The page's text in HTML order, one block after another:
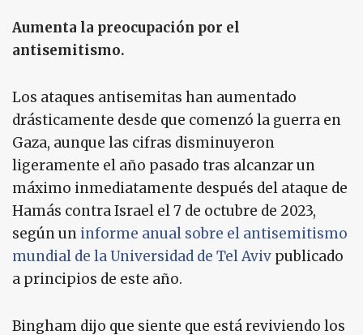
Aumenta la preocupación por el
antisemitismo.
Los ataques antisemitas han aumentado
drásticamente desde que comenzó la guerra en
Gaza, aunque las cifras disminuyeron
ligeramente el año pasado tras alcanzar un
máximo inmediatamente después del ataque de
Hamás contra Israel el 7 de octubre de 2023,
según un informe anual sobre el antisemitismo
mundial de la Universidad de Tel Aviv publicado
a principios de este año.
Bingham dijo que siente que está reviviendo los